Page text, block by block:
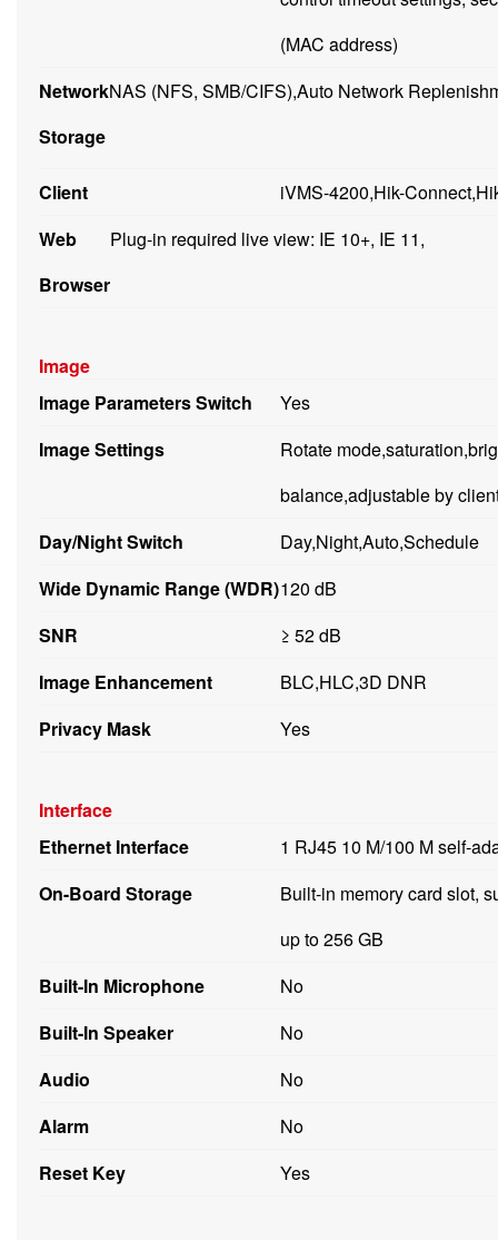
(MAC address)
Network
Storage
NAS (NFS, SMB/CIFS),Auto Network
Client
iVMS-4200,Hik-
Web
Browser
Plug-in required live view: IE 10+, IE 11,
Image
Image Parameters Switch
Yes
Image Settings
Rotate
balance,adjustable by
Day/Night Switch
Day,Night,Auto,Schedule
Wide Dynamic Range (WDR)120 dB
SNR
≥ 52 dB
Image Enhancement
BLC,HLC,3D DNR
Privacy Mask
Yes
Interface
Ethernet Interface
1 RJ45 10 M/100 M self-
On-Board Storage
Built-in memory card slot,
up to 256 GB
Built-In Microphone
No
Built-In Speaker
No
Audio
No
Alarm
No
Reset Key
Yes